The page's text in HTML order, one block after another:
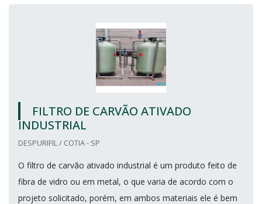
FILTRO DE CARVÃO ATIVADO
INDUSTRIAL
DESPURIFIL / COTIA - SP
O filtro de carvão ativado industrial é um produto feito de
fibra de vidro ou em metal, o que varia de acordo com o
projeto solicitado, porém, em ambos materiais ele é bem